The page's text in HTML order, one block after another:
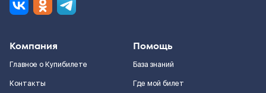
Компания
Главное о Купибилете
Контакты
Помощь
База знаний
Где мой билет